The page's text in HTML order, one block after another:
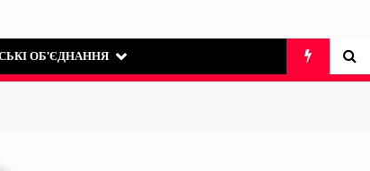
ОБ’ЄДНАННЯ